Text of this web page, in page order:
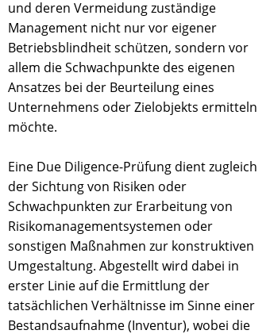
und deren Vermeidung zuständige
Management nicht nur vor eigener
Betriebsblindheit schützen, sondern vor
allem die Schwachpunkte des eigenen
Ansatzes bei der Beurteilung eines
Unternehmens oder Zielobjekts ermitteln
möchte.
Eine Due Diligence-Prüfung dient zugleich
der Sichtung von Risiken oder
Schwachpunkten zur Erarbeitung von
Risikomanagementsystemen oder
sonstigen Maßnahmen zur konstruktiven
Umgestaltung. Abgestellt wird dabei in
erster Linie auf die Ermittlung der
tatsächlichen Verhältnisse im Sinne einer
Bestandsaufnahme (Inventur), wobei die